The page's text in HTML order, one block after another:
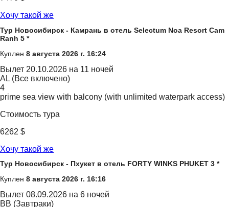
Хочу такой же
Тур Новосибирск - Камрань в отель Selectum Noa Resort Cam
Ranh 5 *
Куплен 8 августа 2026 г. 16:24
Вылет 20.10.2026 на 11 ночей
AL (Все включено)
4
prime sea view with balcony (with unlimited waterpark access)
Стоимость тура
6262 $
Хочу такой же
Тур Новосибирск - Пхукет в отель FORTY WINKS PHUKET 3 *
Куплен 8 августа 2026 г. 16:16
Вылет 08.09.2026 на 6 ночей
BB (Завтраки)